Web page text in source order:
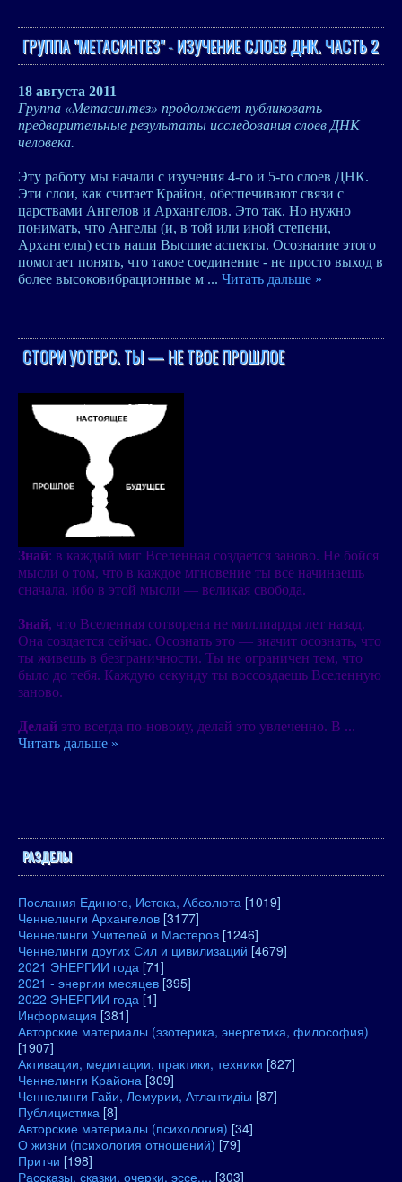
ГРУППА "МЕТАСИНТЕЗ" - ИЗУЧЕНИЕ СЛОЕВ ДНК. ЧАСТЬ 2
18 августа 2011
Группа «Метасинтез» продолжает публиковать
предварительные результаты исследования слоев ДНК
человека.
Эту работу мы начали с изучения 4-го и 5-го слоев ДНК.
Эти слои, как считает Крайон, обеспечивают связи с
царствами Ангелов и Архангелов. Это так. Но нужно
понимать, что Ангелы (и, в той или иной степени,
Архангелы) есть наши Высшие аспекты. Осознание этого
помогает понять, что такое соединение - не просто выход в
более высоковибрационные м ... Читать дальше »
СТОРИ УОТЕРС. ТЫ — НЕ ТВОЕ ПРОШЛОЕ
Знай: в каждый миг Вселенная создается заново. Не бойся
мысли о том, что в каждое мгновение ты все начинаешь
сначала, ибо в этой мысли — великая свобода.
Знай, что Вселенная сотворена не миллиарды лет назад.
Она созда­ется сейчас. Осознать это — значит осознать, что
ты живешь в безграничности. Ты не ограничен тем, что
было до тебя. Каждую секунду ты воссоздаешь Вселенную
заново.
Делай это всегда по-новому, делай это увлеченно. В ...
Читать дальше »
РАЗДЕЛЫ
Послания Единого, Истока, Абсолюта [1019]
Ченнелинги Архангелов [3177]
Ченнелинги Учителей и Мастеров [1246]
Ченнелинги других Сил и цивилизаций [4679]
2021 ЭНЕРГИИ года [71]
2021 - энергии месяцев [395]
2022 ЭНЕРГИИ года [1]
Информация [381]
Авторские материалы (эзотерика, энергетика, философия)
[1907]
Активации, медитации, практики, техники [827]
Ченнелинги Крайона [309]
Ченнелинги Гайи, Лемурии, Атлантидіы [87]
Публицистика [8]
Авторские материалы (психология) [34]
О жизни (психология отношений) [79]
Притчи [198]
Рассказы, сказки, очерки, эссе.... [303]